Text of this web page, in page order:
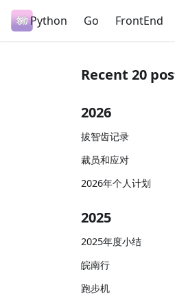
Python Go FrontEnd
Recent 20
2026
拔智齿记录
裁员和应对
2026年个人计划
2025
2025年度小结
皖南行
跑步机